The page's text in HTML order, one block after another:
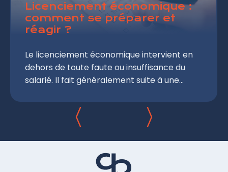
Licenciement économique :
comment se préparer et
réagir ?
Le licenciement économique intervient en
dehors de toute faute ou insuffisance du
salarié. Il fait généralement suite à une
l'entreprise. Comment réagir et contester
la rupture de son contrat de travail ?